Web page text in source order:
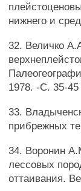
нижнего и
32. Величко
1978. -С. 35-45
33.
прибрежных
34. Воронин
лессовых
оттаивания.